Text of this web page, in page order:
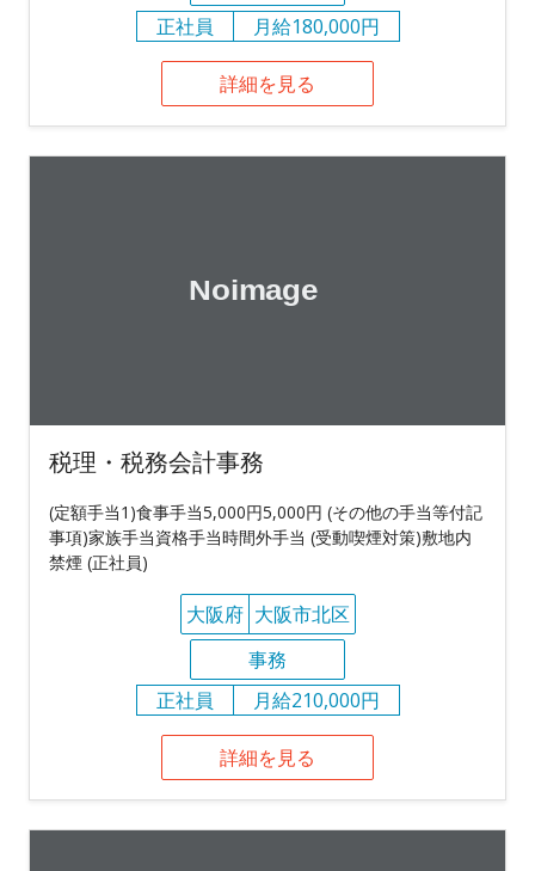
正社員
月給180,000円
詳細を見る
税理・税務会計事務
(定額手当1)食事手当5,000円5,000円 (その他の手当等付記
事項)家族手当資格手当時間外手当 (受動喫煙対策)敷地内
禁煙 (正社員)
大阪府 大阪市北区
事務
正社員
月給210,000円
詳細を見る